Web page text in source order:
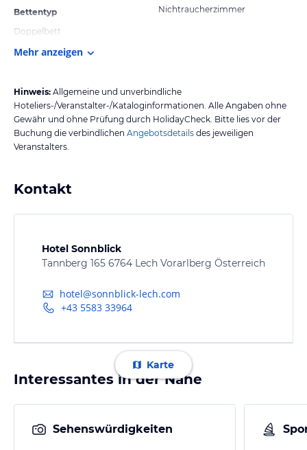
Bettentyp
Doppelbett
Nichtraucherzimmer
Mehr anzeigen
Hinweis: Allgemeine und unverbindliche
Hoteliers-/Veranstalter-/Kataloginformationen. Alle Angaben ohne
Gewähr und ohne Prüfung durch HolidayCheck. Bitte lies vor der
Buchung die verbindlichen Angebotsdetails des jeweiligen
Veranstalters.
Kontakt
Hotel Sonnblick
Tannberg 165 6764 Lech Vorarlberg Österreich
hotel@sonnblick-lech.com
+43 5583 33964
Karte
Interessantes in der Nähe
Sehenswürdigkeiten